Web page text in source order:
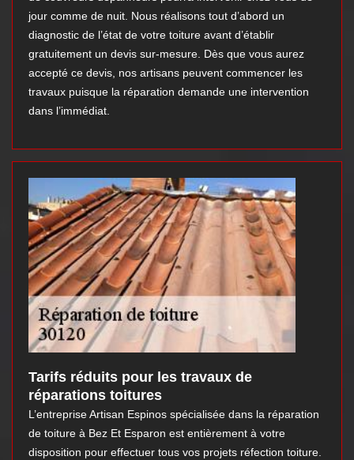
jour comme de nuit. Nous réalisons tout d’abord un
diagnostic de l’état de votre toiture avant d’établir
gratuitement un devis sur-mesure. Dès que vous aurez
accepté ce devis, nos artisans peuvent commencer les
travaux puisque la réparation demande une intervention
dans l’immédiat.
Tarifs réduits pour les travaux de
réparations toitures
L’entreprise Artisan Espinos spécialisée dans la réparation
de toiture à Bez Et Esparon est entièrement à votre
disposition pour effectuer tous vos projets réfection toiture.